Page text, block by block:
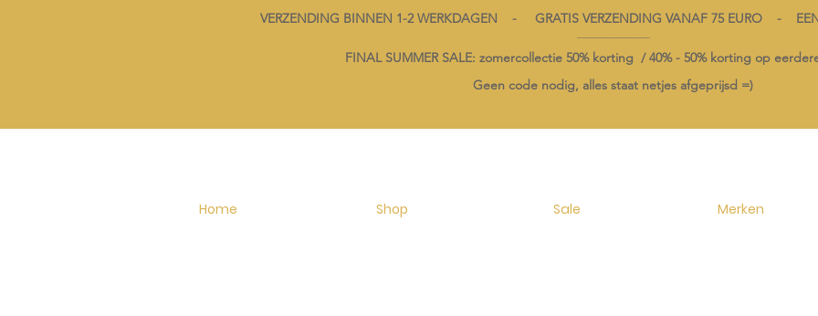
VERZENDING BINNEN 1-2 WERKDAGEN - GRATIS VERZENDING VANAF 75 EURO -
----------------------------------------
FINAL SUMMER SALE: zomercollectie 50% korting /40% - 50% korting op
Geen code nodig, alles staat netjes afgeprijsd =)
Home Shop Sale Merken